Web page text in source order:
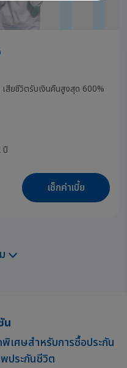
ยชีวิตรับเงินคืนสูงสุด 600%
ปี
เช็กค่าเบี้ย
น
เศษสำหรับการซื้อประกัน
ประกันชีวิต